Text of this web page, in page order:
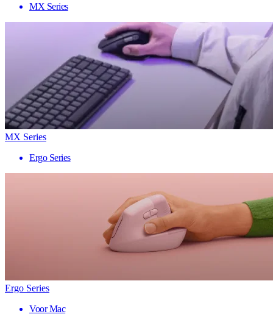
MX Series
MX Series
Ergo Series
Ergo Series
Voor Mac